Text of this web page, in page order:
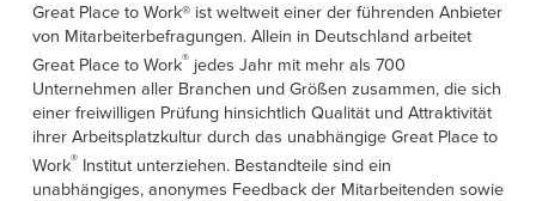
Great Place to Work® ist weltweit einer der führenden Anbieter
von Mitarbeiterbefragungen. Allein in Deutschland arbeitet
Great Place to Work®jedes Jahr mit mehr als 700
Unternehmen aller Branchen und Größen zusammen, die sich
einer freiwilligen Prüfung hinsichtlich Qualität und Attraktivität
ihrer Arbeitsplatzkultur durch das unabhängige Great Place to
Work®Institut unterziehen. Bestandteile sind ein
unabhängiges, anonymes Feedback der Mitarbeitenden sowie